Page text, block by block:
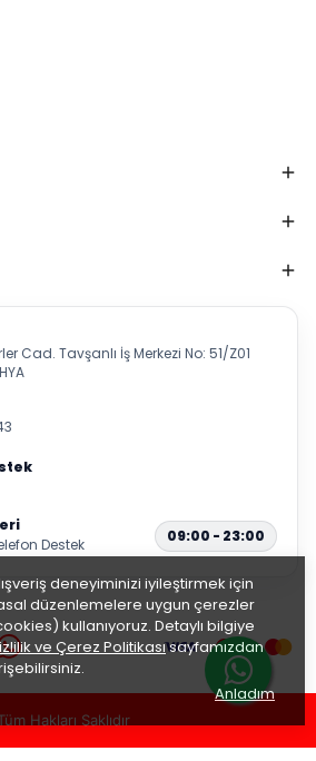
deneyiminizi iyileştirmek için
düzenlemelere uygun çerezler
kullanıyoruz. Detaylı bilgiye
ve Çerez Politikasısayfamızdan
Anladım
Cad. Tavşanlı İş Merkezi No: 51/Z01
Destek
09:00 - 23:00
Hakları Saklıdır